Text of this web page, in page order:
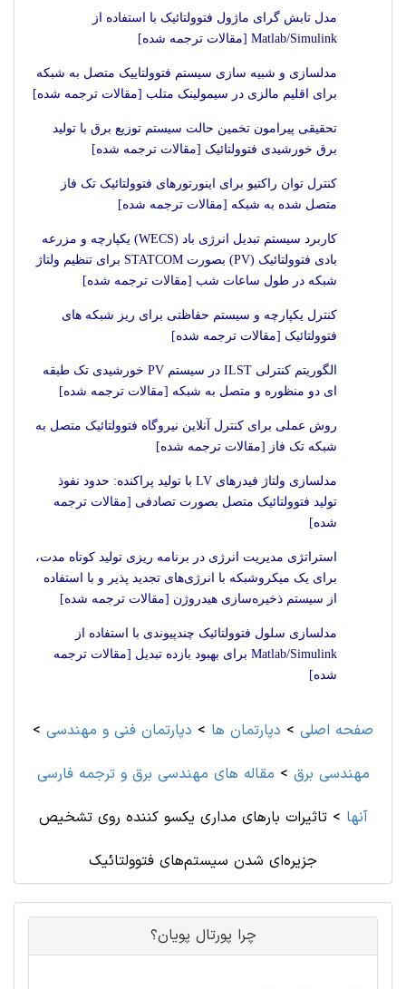
مدل تابش گرای ماژول فتوولتائیک با استفاده از
Matlab/Simulink [مقالات ترجمه شده]
مدلسازی و شبیه سازی سیستم فتوولتاییک متصل به شبکه
برای اقلیم مالزی در سیمولینک متلب [مقالات ترجمه شده]
تحقیقی پیرامون تخمین حالت سیستم توزیع برق با تولید
برق خورشیدی فتوولتائیک [مقالات ترجمه شده]
کنترل توان راکتیو برای اینورتورهای فتوولتائیک تک فاز
متصل شده به شبکه [مقالات ترجمه شده]
کاربرد سیستم تبدیل انرژی باد (WECS) یکپارچه و مزرعه
بادی فتوولتائیک (PV) بصورت STATCOM برای تنظیم ولتاژ
شبکه در طول ساعات شب [مقالات ترجمه شده]
کنترل یکپارچه و سیستم حفاظتی برای ریز شبکه های
فتوولتائیک [مقالات ترجمه شده]
الگوریتم کنترلی ILST در سیستم PV خورشیدی تک طبقه
ای دو منظوره و متصل به شبکه [مقالات ترجمه شده]
روش عملی برای کنترل آنلاین نیروگاه فتوولتائیک متصل به
شبکه تک فاز [مقالات ترجمه شده]
مدلسازی ولتاژ فیدرهای LV با تولید پراکنده: حدود نفوذ
تولید فتوولتائیک متصل بصورت تصادفی [مقالات ترجمه
شده]
استراتژی مدیریت انرژی در برنامه ریزی تولید کوتاه مدت،
برای یک میکروشبکه با انرژی‌های تجدید پذیر و با استفاده
از سیستم ذخیره‌سازی هیدروژن [مقالات ترجمه شده]
مدلسازی سلول فتوولتائیک چندپیوندی با استفاده از
Matlab/Simulink برای بهبود بازده تبدیل [مقالات ترجمه
شده]
صفحه اصلی > دپارتمان ها > دپارتمان فنی و مهندسی >
مهندسی برق > مقاله های مهندسی برق و ترجمه فارسی
آنها >تاثیرات بارهای مداری یکسو کننده روی تشخیص
جزیره‌ای شدن سیستم‌های فتوولتائیک
چرا پورتال پویان؟